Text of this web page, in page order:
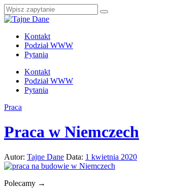
Kontakt
Podział WWW
Pytania
Kontakt
Podział WWW
Pytania
Praca
Praca w Niemczech
Autor: Tajne Dane Data: 1 kwietnia 2020
Polecamy →